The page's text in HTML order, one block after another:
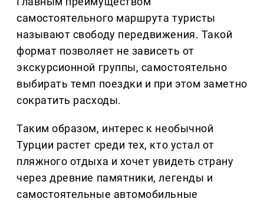
самостоятельного маршрута туристы
называют свободу передвижения. Такой
формат позволяет не зависеть от
экскурсионной группы, самостоятельно
выбирать темп поездки и при этом заметно
сократить расходы.
Таким образом, интерес к необычной
Турции растет среди тех, кто устал от
пляжного отдыха и хочет увидеть страну
через древние памятники, легенды и
самостоятельные автомобильные